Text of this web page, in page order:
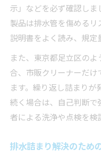
示」などを必ず確認し
製品は排水管を傷める
説明書をよく読み、規定
また、東京都足立区の
合、市販クリーナーだけ
ます。繰り返し詰まり
続く場合は、自己判断
者による洗浄や点検を検
排水詰まり解決のため